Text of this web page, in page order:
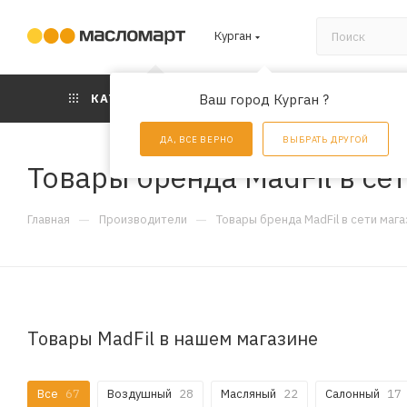
Курган
Ваш город Курган ?
ДА, ВСЕ ВЕРНО ВЫБРАТЬ ДРУГОЙ
КАТАЛОГ АКЦИИ
Товары бренда MadFil в
Главная — Производители — Товары бренда MadFil в сети
Товары MadFil в нашем магазине
Все 67 Воздушный 28 Масляный 22 Салонный 17